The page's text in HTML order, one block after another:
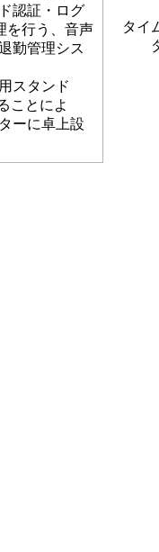
認証・ログ
を行う、音声
勤管理シス
スタンド
ことによ
ーに卓上設
タイ